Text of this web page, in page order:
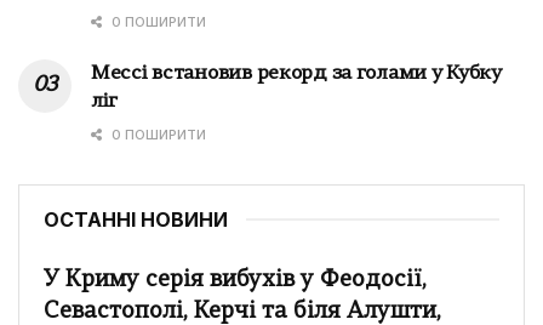
0 ПОШИРИТИ
Мессі встановив рекорд за голами у Кубку
ліг
0 ПОШИРИТИ
ОСТАННІ НОВИНИ
У Криму серія вибухів у Феодосії,
Севастополі, Керчі та біля Алушти,